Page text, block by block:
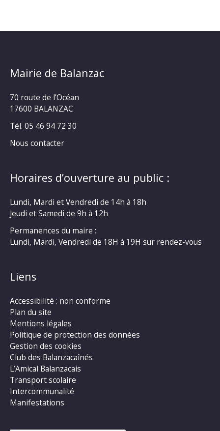
Mairie de Balanzac
70 route de l’Océan
17600 BALANZAC
Tél. 05 46 94 72 30
Nous contacter
Horaires d’ouverture au public :
Lundi, Mardi et Vendredi de 14h à 18h
Jeudi et Samedi de 9h à 12h
Permanences du maire :
Lundi, Mardi, Vendredi de 18H à 19H sur rendez-vous
Liens
Accessibilité : non conforme
Plan du site
Mentions légales
Politique de protection des données
Gestion des cookies
Club des Balanzacaînés
L’Amical Balanzacais
Transport scolaire
Intercommunalité
Manifestations